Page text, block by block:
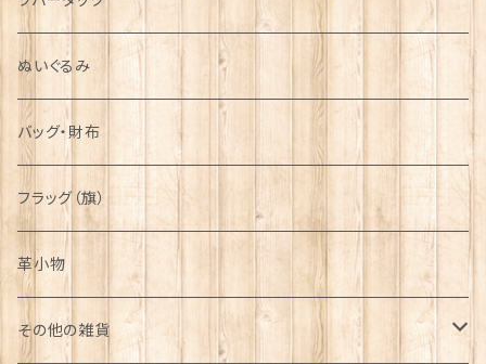
ぬいぐるみ
バッグ・財布
フラッグ（旗）
革小物
その他の雑貨